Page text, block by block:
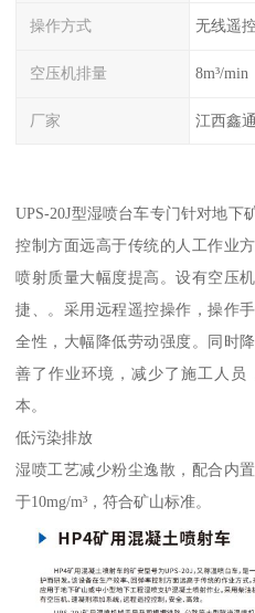
操作方式 无线遥
空压机排量 8m³/min
厂家 江西鑫通
UPS-20J型湿喷台车专门针对地
控制方面远高于传统的人工作业
喷射质量大幅度提高。设有空压
捷、。采用远程遥控操作，操作
全性，大幅降低劳动强度。同时
善了作业环境，减少了施工人
本。
低污染排放
湿喷工艺减少粉尘逸散，配合内
于10mg/m³，符合矿山标准。